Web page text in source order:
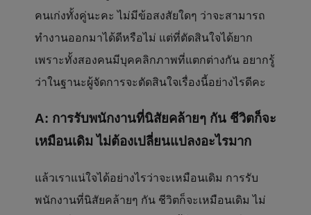
คนเก่งทั้งคู่นะคะ ไม่มีข้อสงสัยใดๆ ว่าจะสามารถ
ทำงานออกมาได้ดีหรือไม่ แต่ที่ตัดสินใจได้ยาก
เพราะทั้งสองคนมีบุคคลิกภาพที่แตกต่างกัน อยากรู้
ว่าในฐานะผู้จัดการจะตัดสินใจเรื่องนี้อย่างไรดีคะ
A: การรับพนักงานที่นิสัยคล้ายๆ กัน ชีวิตก็จะ
เหมือนเดิม ไม่ต้องเปลี่ยนแปลงอะไรมาก
แล้วเราแน่ใจได้อย่างไรว่าจะเหมือนเดิม การรับ
พนักงานที่นิสัยคล้ายๆ กัน ชีวิตก็จะเหมือนเดิม ไม่